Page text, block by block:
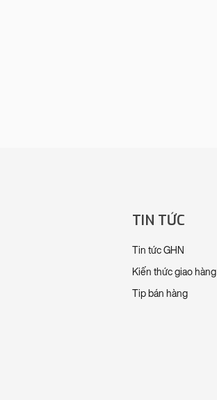
TIN TỨC
Tin tức GHN
Kiến thức giao hàng
Tip bán hàng